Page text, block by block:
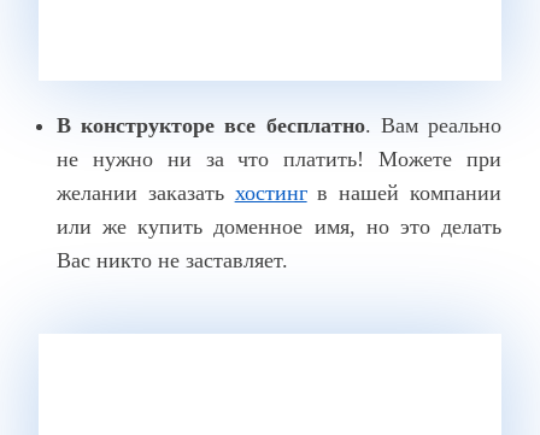
В конструкторе все бесплатно. Вам реально
не нужно ни за что платить! Можете при
желании заказать хостингв нашей компании
или же купить доменное имя, но это делать
Вас никто не заставляет.